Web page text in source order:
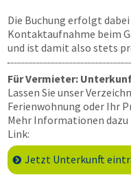
Die Buchung erfolgt
Kontaktaufnahme beim
und ist damit also stets
Für Vermieter:
Lassen Sie unser
Ferienwohnung oder Ihr
Mehr Informationen dazu
Link:
Jetzt Unterkunft